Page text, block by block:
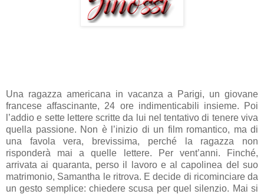
Una ragazza americana in vacanza a Parigi, un giovane
francese affascinante, 24 ore indimenticabili insieme. Poi
l’addio e sette lettere scritte da lui nel tentativo di tenere viva
quella passione. Non è l’inizio di un film romantico, ma di
una favola vera, brevissima, perché la ragazza non
risponderà mai a quelle lettere. Per vent’anni. Finché,
arrivata ai quaranta, perso il lavoro e al capolinea del suo
matrimonio, Samantha le ritrova. E decide di ricominciare da
un gesto semplice: chiedere scusa per quel silenzio. Mai si